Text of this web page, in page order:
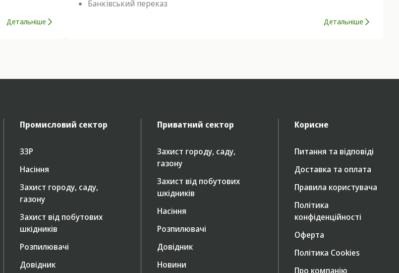
Детальніше
Банківський переказ
Детальніше
Промисловий сектор
ЗЗР
Насіння
Захист городу, саду,
газону
Захист від побутових
шкідників
Розпилювачі
Довідник
Приватний сектор
Захист городу, саду,
газону
Захист від побутових
шкідників
Насіння
Розпилювачі
Довідник
Новини
Корисне
Питання та відповіді
Доставка та оплата
Правила користувача
Політика
конфіденційності
Оферта
Політика Cookies
Про компанію